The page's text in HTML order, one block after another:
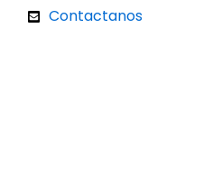
Contactanos